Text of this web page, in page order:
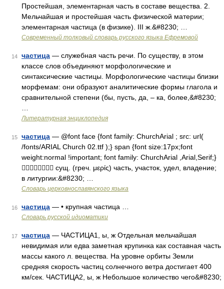
Простейшая, элементарная часть в составе вещества. 2.
Мельчайшая и простейшая часть физической материи;
элементарная частица (в физике). III ж.&#8230; …
Современный толковый словарь русского языка Ефремовой
14 частица — служебная часть речи. По существу, в этом
классе слов объединяют морфологические и
синтаксические частицы. Морфологические частицы близки
морфемам: они образуют аналитические формы глагола и
сравнительной степени (бы, пусть, да, – ка, более,&#8230;
Литературная энциклопедия
15 частица — @font face {font family: ChurchArial ; src: url(
/fonts/ARIAL Church 02.ttf );} span {font size:17px;font
weight:normal !important; font family: ChurchArial ,Arial,Serif;}
 сущ. (греч. μερίς) часть, участок, удел, владение;
в литургии:&#8230; …
Словарь церковнославянского языка
16 частица — • крупная частица …
Словарь русской идиоматики
17 частица — ЧАСТИЦА1, ы, ж Отдельная мельчайшая
невидимая или едва заметная крупинка как составная часть
массы какого л. вещества. На уровне орбиты Земли
средняя скорость частиц солнечного ветра достигает 400
км/сек. ЧАСТИЦА2, ы, ж Небольшое количество чего&#8230;